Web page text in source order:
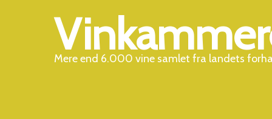
Mere end 6.000 vine samlet fra landets